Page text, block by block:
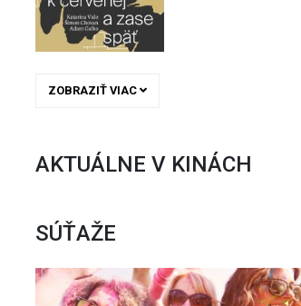
ZOBRAZIŤ VIAC
AKTUÁLNE V KINÁCH
SÚŤAŽE